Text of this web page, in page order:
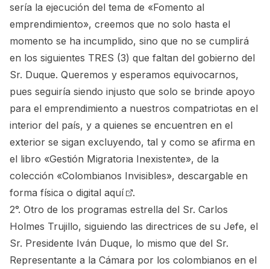
sería la ejecución del tema de «Fomento al
emprendimiento», creemos que no solo hasta el
momento se ha incumplido, sino que no se cumplirá
en los siguientes TRES (3) que faltan del gobierno del
Sr. Duque. Queremos y esperamos equivocarnos,
pues seguiría siendo injusto que solo se brinde apoyo
para el emprendimiento a nuestros compatriotas en el
interior del país, y a quienes se encuentren en el
exterior se sigan excluyendo, tal y como se afirma en
el libro «Gestión Migratoria Inexistente», de la
colección «Colombianos Invisibles», descargable en
forma física o digital aquí
.
2°. Otro de los programas estrella del Sr. Carlos
Holmes Trujillo, siguiendo las directrices de su Jefe, el
Sr. Presidente Iván Duque, lo mismo que del Sr.
Representante a la Cámara por los colombianos en el